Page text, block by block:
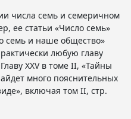
числа семь и семеричном
ее статьи «Число семь»
семь и наше общество»
любую главу
XXV в томе II, «Тайны
много пояснительных
включая том II, стр.